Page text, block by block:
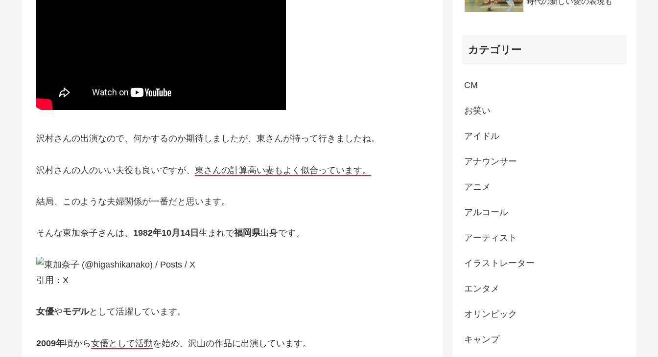
沢村さんの出演なので、何かするのか期待しましたが、東さんが持って行きましたね。
沢村さんの人のいい夫役も良いですが、 東さんの計算高い妻もよく似合っています。
結局、このような夫婦関係が一番だと思います。
そんな東加奈子さんは、 1982年10月14日 生まれで福岡県出身です。
引用：X
女優やモデルとして活躍しています。
2009年頃から女優として活動を始め、沢山の作品に出演しています。
カテゴリー
CM
お笑い
アイドル
アナウンサー
アニメ
アルコール
アーティスト
イラストレーター
エンタメ
オリンピック
キャンプ